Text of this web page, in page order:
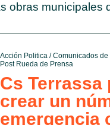
obras municipales
Acción Politica/Comunicados de
Post Rueda de Prensa
Cs Terrassa
crear un
emergencia